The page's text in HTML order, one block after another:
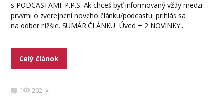
s PODCASTAMI. P.P.S. Ak chceš byť informovaný vždy medzi
prvými o zverejnení nového článku/podcastu, prihlás sa
na odber nižšie. SUMÁR ČLÁNKU Úvod + 2 NOVINKY...
Celý článok
1 2021x